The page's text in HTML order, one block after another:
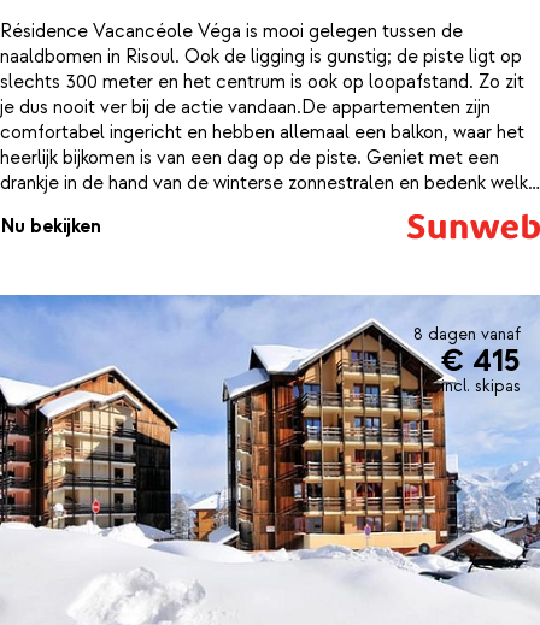
Résidence Vacancéole Véga is mooi gelegen tussen de
naaldbomen in Risoul. Ook de ligging is gunstig; de piste ligt op
slechts 300 meter en het centrum is ook op loopafstand. Zo zit
je dus nooit ver bij de actie vandaan.De appartementen zijn
comfortabel ingericht en hebben allemaal een balkon, waar het
heerlijk bijkomen is van een dag op de piste. Geniet met een
drankje in de hand van de winterse zonnestralen en bedenk welke
een wijntje bestellen in één van de restaurants in het centrum,
Nu bekijken
8 dagen vanaf
€ 415
incl. skipas